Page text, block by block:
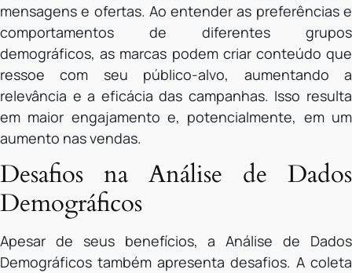
mensagens e ofertas. Ao entender as preferências e
comportamentos de diferentes grupos
demográficos, as marcas podem criar conteúdo que
ressoe com seu público-alvo, aumentando a
relevância e a eficácia das campanhas. Isso resulta
em maior engajamento e, potencialmente, em um
aumento nas vendas.
Desafios na Análise de Dados
Demográficos
Apesar de seus benefícios, a Análise de Dados
Demográficos também apresenta desafios. A coleta